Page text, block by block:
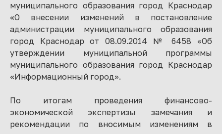
муниципального образования город Краснодар
«О внесении изменений в постановление
администрации муниципального образования
город Краснодар от 08.09.2014 № 6458 «Об
утверждении муниципальной программы
муниципального образования город Краснодар
«Информационный город».
По итогам проведения финансово-
экономической экспертизы замечания и
рекомендации по вносимым изменениям в